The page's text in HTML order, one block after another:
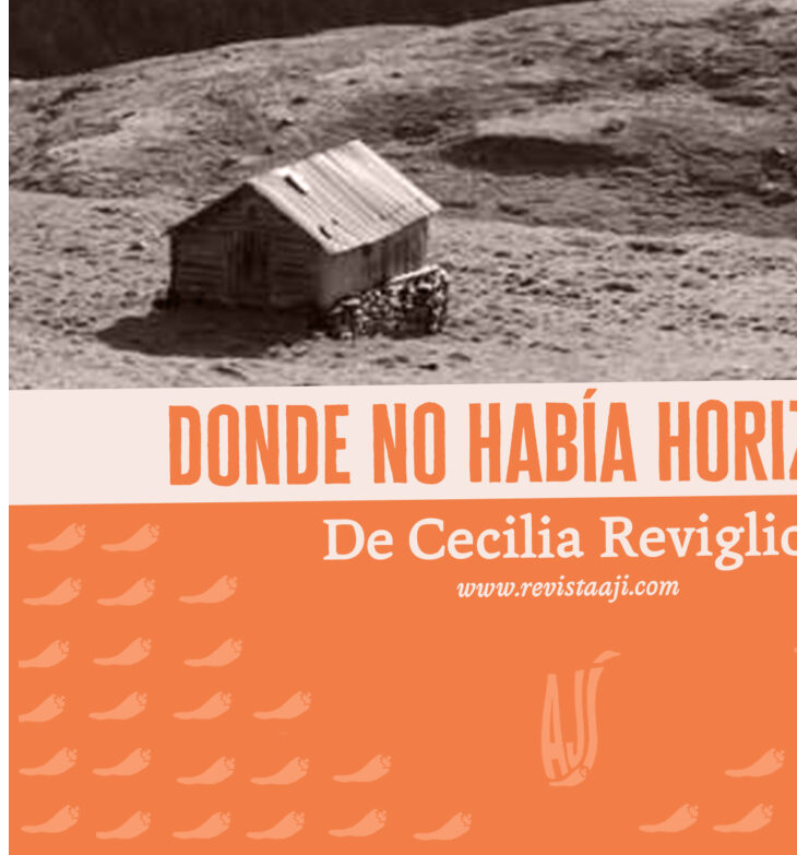
Actualidad y sociedad
Educación
Literatura
Filosofía
Psicología
Más
AJÍ EN YOUTUBE